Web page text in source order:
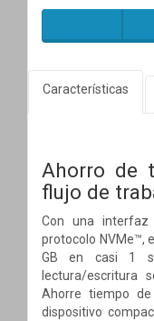
Características
Ahorro de
flujo de
Con una
protocolo NVMe™,
GB en casi 1
lectura/escritura
Ahorre tiempo
dispositivo